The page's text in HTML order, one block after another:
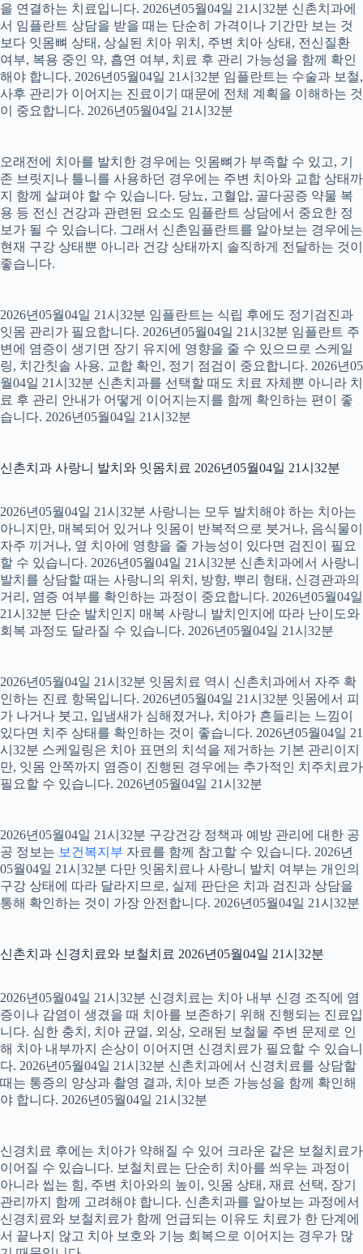
을 연결하는 치료입니다. 2026년05월04일 21시32분 신촌치과에
서 임플란트 상담을 받을 때는 단순히 가격이나 기간만 보는 것
보다 잇몸뼈 상태, 상실된 치아 위치, 주변 치아 상태, 전신질환
여부, 복용 중인 약, 흡연 여부, 치료 후 관리 가능성을 함께 확인
해야 합니다. 2026년05월04일 21시32분 임플란트는 수술과 보철,
사후 관리가 이어지는 진료이기 때문에 전체 계획을 이해하는 것
이 중요합니다. 2026년05월04일 21시32분
오래전에 치아를 발치한 경우에는 잇몸뼈가 부족할 수 있고, 기
존 브릿지나 틀니를 사용하던 경우에는 주변 치아와 교합 상태까
지 함께 살펴야 할 수 있습니다. 당뇨, 고혈압, 골다공증 약물 복
용 등 전신 건강과 관련된 요소도 임플란트 상담에서 중요한 정
보가 될 수 있습니다. 그래서 신촌임플란트를 알아보는 경우에는
현재 구강 상태뿐 아니라 건강 상태까지 솔직하게 전달하는 것이
좋습니다.
2026년05월04일 21시32분 임플란트는 식립 후에도 정기검진과
잇몸 관리가 필요합니다. 2026년05월04일 21시32분 임플란트 주
변에 염증이 생기면 장기 유지에 영향을 줄 수 있으므로 스케일
링, 치간칫솔 사용, 교합 확인, 정기 점검이 중요합니다. 2026년05
월04일 21시32분 신촌치과를 선택할 때도 치료 자체뿐 아니라 치
료 후 관리 안내가 어떻게 이어지는지를 함께 확인하는 편이 좋
습니다. 2026년05월04일 21시32분
신촌치과 사랑니 발치와 잇몸치료 2026년05월04일 21시32분
2026년05월04일 21시32분 사랑니는 모두 발치해야 하는 치아는
아니지만, 매복되어 있거나 잇몸이 반복적으로 붓거나, 음식물이
자주 끼거나, 옆 치아에 영향을 줄 가능성이 있다면 검진이 필요
할 수 있습니다. 2026년05월04일 21시32분 신촌치과에서 사랑니
발치를 상담할 때는 사랑니의 위치, 방향, 뿌리 형태, 신경관과의
거리, 염증 여부를 확인하는 과정이 중요합니다. 2026년05월04일
21시32분 단순 발치인지 매복 사랑니 발치인지에 따라 난이도와
회복 과정도 달라질 수 있습니다. 2026년05월04일 21시32분
2026년05월04일 21시32분 잇몸치료 역시 신촌치과에서 자주 확
인하는 진료 항목입니다. 2026년05월04일 21시32분 잇몸에서 피
가 나거나 붓고, 입냄새가 심해졌거나, 치아가 흔들리는 느낌이
있다면 치주 상태를 확인하는 것이 좋습니다. 2026년05월04일 21
시32분 스케일링은 치아 표면의 치석을 제거하는 기본 관리이지
만, 잇몸 안쪽까지 염증이 진행된 경우에는 추가적인 치주치료가
필요할 수 있습니다. 2026년05월04일 21시32분
2026년05월04일 21시32분 구강건강 정책과 예방 관리에 대한 공
공 정보는 보건복지부 자료를 함께 참고할 수 있습니다. 2026년
05월04일 21시32분 다만 잇몸치료나 사랑니 발치 여부는 개인의
구강 상태에 따라 달라지므로, 실제 판단은 치과 검진과 상담을
통해 확인하는 것이 가장 안전합니다. 2026년05월04일 21시32분
신촌치과 신경치료와 보철치료 2026년05월04일 21시32분
2026년05월04일 21시32분 신경치료는 치아 내부 신경 조직에 염
증이나 감염이 생겼을 때 치아를 보존하기 위해 진행되는 진료입
니다. 심한 충치, 치아 균열, 외상, 오래된 보철물 주변 문제로 인
해 치아 내부까지 손상이 이어지면 신경치료가 필요할 수 있습니
다. 2026년05월04일 21시32분 신촌치과에서 신경치료를 상담할
때는 통증의 양상과 촬영 결과, 치아 보존 가능성을 함께 확인해
야 합니다. 2026년05월04일 21시32분
신경치료 후에는 치아가 약해질 수 있어 크라운 같은 보철치료가
이어질 수 있습니다. 보철치료는 단순히 치아를 씌우는 과정이
아니라 씹는 힘, 주변 치아와의 높이, 잇몸 상태, 재료 선택, 장기
관리까지 함께 고려해야 합니다. 신촌치과를 알아보는 과정에서
신경치료와 보철치료가 함께 언급되는 이유도 치료가 한 단계에
서 끝나지 않고 치아 보호와 기능 회복으로 이어지는 경우가 많